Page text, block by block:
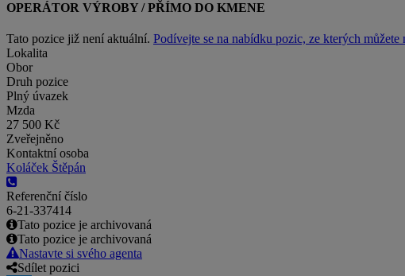
OPERÁTOR VÝROBY / PŘÍMO DO KMENE
Tato pozice již není aktuální. Podívejte se na nabídku pozic, ze kterých můžete
Lokalita
Obor
Druh pozice
Plný úvazek
Mzda
27 500 Kč
Zveřejněno
Kontaktní osoba
Koláček Štěpán
Referenční číslo
6-21-337414
Tato pozice je archivovaná
Tato pozice je archivovaná
Nastavte si svého agenta
Sdílet pozici